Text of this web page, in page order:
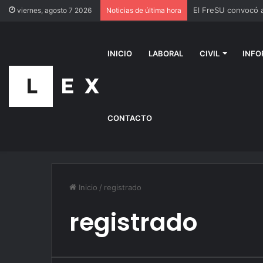
viernes, agosto 7 2026 Noticias de última hora
INICIO LABORAL CIVIL
CONTACTO
Inicio / registrado
registrado